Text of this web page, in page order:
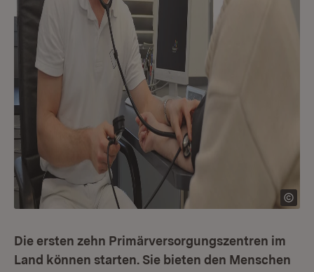
Die ersten zehn Primärversorgungszentren im
Land können starten. Sie bieten den Menschen